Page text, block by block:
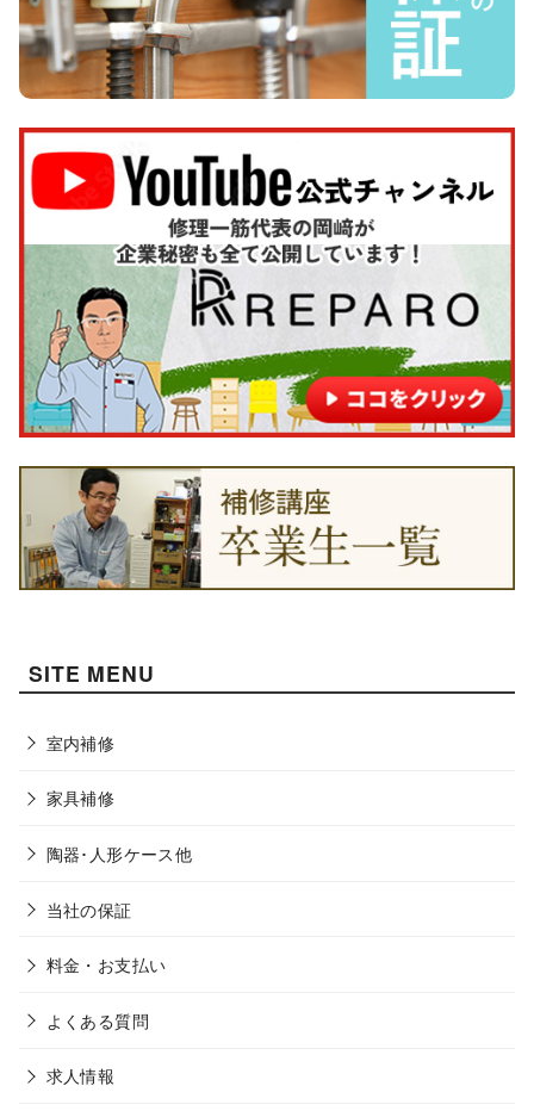
SITE MENU
室内補修
家具補修
陶器･人形ケース他
当社の保証
料金・お支払い
よくある質問
求人情報